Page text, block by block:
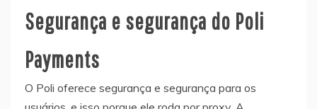
Segurança e segurança do Poli
Payments
O Poli oferece segurança e segurança para os